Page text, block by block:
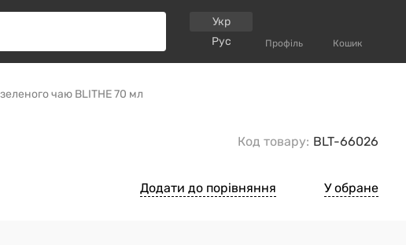
Укр
Рус
Профіль Кошик
чаю BLITHE 70 мл
Код товару: BLT-66026
Додати до порівняння У обране